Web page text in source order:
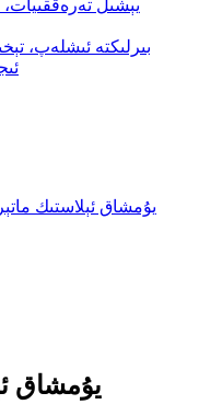
يېشىل
بىرلىكتە ئىشلەپ،
يۇمشاق ئېلاستىك
يۇمشاق